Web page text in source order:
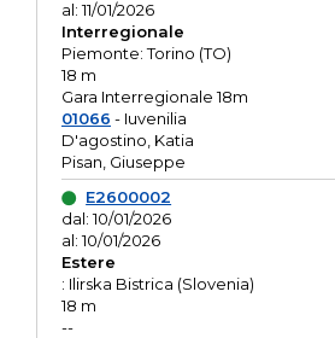
al: 11/01/2026
Interregionale
Piemonte: Torino (TO)
18 m
Gara Interregionale 18m
01066 - Iuvenilia
D'agostino, Katia
Pisan, Giuseppe
E2600002
dal: 10/01/2026
al: 10/01/2026
Estere
: Ilirska Bistrica (Slovenia)
18 m
--